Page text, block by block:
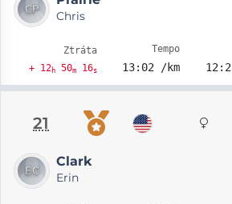
Chris
Ztráta
+ 12h50m16s
Tempo
13:02 /km
21
Clark
Erin